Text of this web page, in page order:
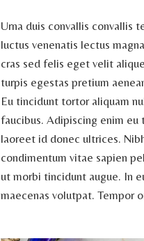
Urna duis convallis convallis
luctus venenatis lectus
cras sed felis eget velit
turpis egestas pretium
Eu tincidunt tortor aliquam
faucibus. Adipiscing enim
laoreet id donec ultrices.
condimentum vitae sapien
ut morbi tincidunt augue. In
maecenas volutpat. Tempor